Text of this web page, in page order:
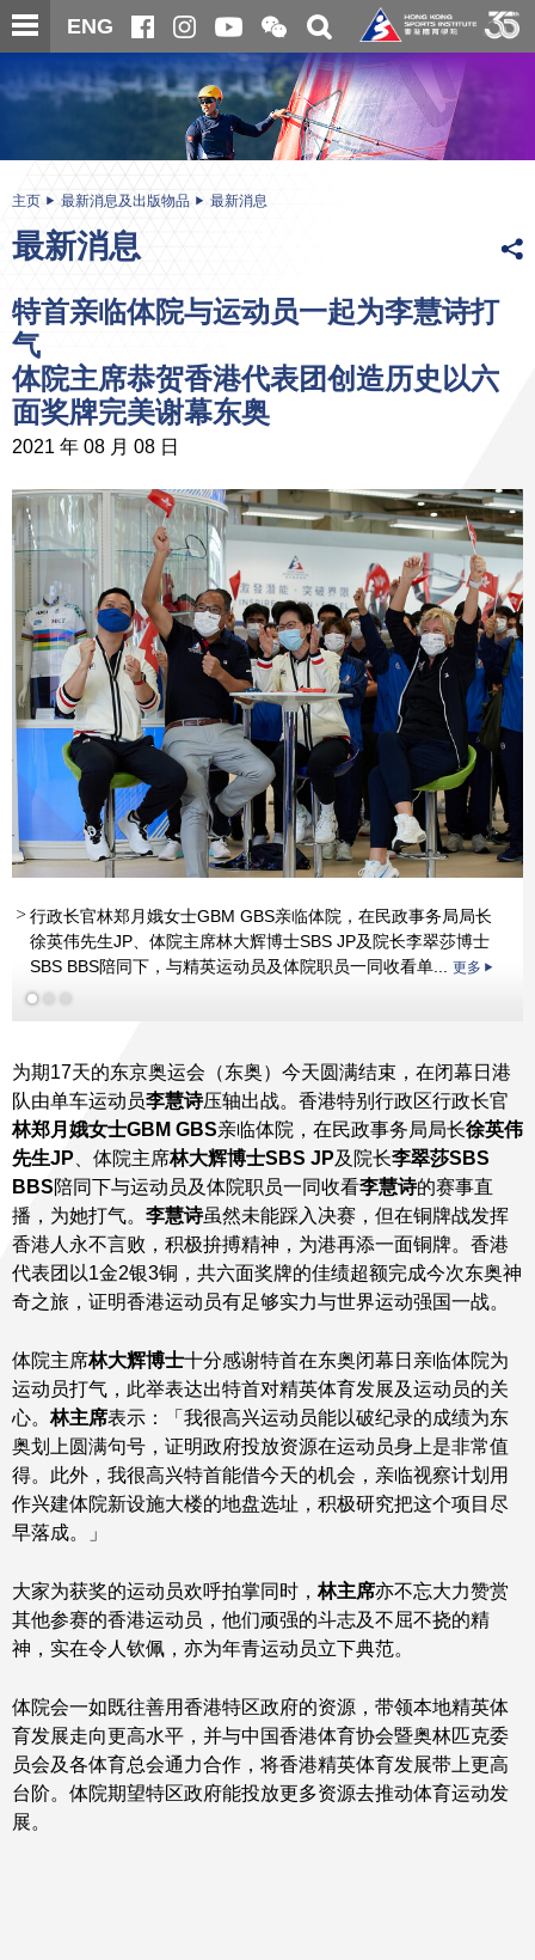
跳
至
内
ENG
开
合
微
信
二
维
码
关
搜
寻
内
主页 最新消息及出版物品 最新消息
最新消息
特首亲临体院与运动员一起为李慧诗打
气
体院主席恭贺香港代表团创造历史以六
面奖牌完美谢幕东奥
2021 年 08 月 08 日
行政长官林郑月娥女士GBM GBS亲临体院，在民政事务局局长
徐英伟先生JP、体院主席林大辉博士SBS JP及院长李翠莎博士
SBS BBS陪同下，与精英运动员及体院职员一同收看单... 更多
更多
更多
为期17天的东京奥运会（东奥）今天圆满结束，在闭幕日港
队由单车运动员李慧诗压轴出战。香港特别行政区行政长官
林郑月娥女士GBM GBS亲临体院，在民政事务局局长徐英伟
先生JP 、体院主席林大辉博士SBS JP及院长李翠莎SBS
BBS陪同下与运动员及体院职员一同收看李慧诗的赛事直
播，为她打气。 李慧诗虽然未能踩入决赛，但在铜牌战发挥
香港人永不言败，积极拚搏精神，为港再添一面铜牌。香港
代表团以1金2银3铜，共六面奖牌的佳绩超额完成今次东奥神
奇之旅，证明香港运动员有足够实力与世界运动强国一战。
体院主席林大辉博士十分感谢特首在东奥闭幕日亲临体院为
运动员打气，此举表达出特首对精英体育发展及运动员的关
心。林主席表示：「我很高兴运动员能以破纪录的成绩为东
奥划上圆满句号，证明政府投放资源在运动员身上是非常值
得。此外，我很高兴特首能借今天的机会，亲临视察计划用
作兴建体院新设施大楼的地盘选址，积极研究把这个项目尽
早落成。」
大家为获奖的运动员欢呼拍掌同时，林主席亦不忘大力赞赏
其他参赛的香港运动员，他们顽强的斗志及不屈不挠的精
神，实在令人钦佩，亦为年青运动员立下典范。
体院会一如既往善用香港特区政府的资源，带领本地精英体
育发展走向更高水平，并与中国香港体育协会暨奥林匹克委
员会及各体育总会通力合作，将香港精英体育发展带上更高
台阶。体院期望特区政府能投放更多资源去推动体育运动发
展。